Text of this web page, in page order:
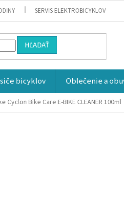
SERVIS ELEKTROBICYKLOV
HĽADAŤ
bicyklov Oblečenie a
Bike Care E-BIKE CLEANER 100ml